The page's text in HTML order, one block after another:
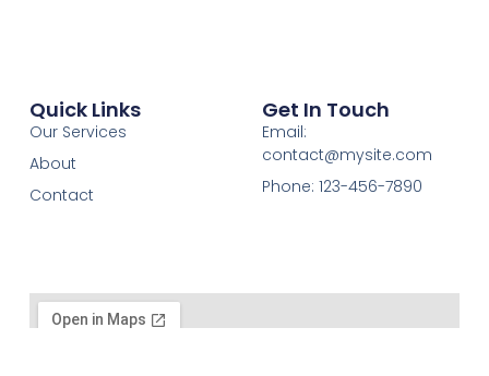
Quick Links
Our Services
About
Contact
Get In Touch
Email:
contact@mysite.com
Phone: 123-456-7890